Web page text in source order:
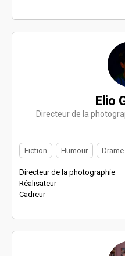
Elio
Directeur de la
Fiction Humour Drame
Directeur de la photographie
Réalisateur
Cadreur